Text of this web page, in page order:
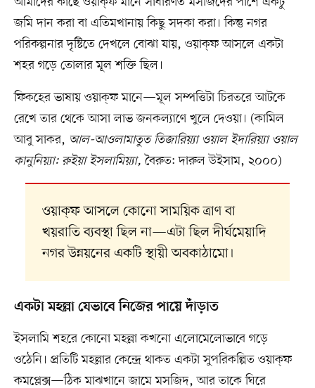
জমি দান করা বা এতিমখানায় কিছু সদকা করা। কিন্তু নগর
পরিকল্পনার দৃষ্টিতে দেখলে বোঝা যায়, ওয়াক্‌ফ আসলে একটা
শহর গড়ে তোলার মূল শক্তি ছিল।
ফিকহের ভাষায় ওয়াক্ফ মানে—মূল সম্পত্তিটা চিরতরে আটকে
রেখে তার থেকে আসা লাভ জনকল্যাণে খুলে দেওয়া। (কামিল
আবু সাকর, আল-আওলামাতুত তিজারিয়্যা ওয়াল ইদারিয়্যা ওয়াল
কানুনিয়্যা: রুইয়া ইসলামিয়্যা, বৈরুত: দারুল উইসাম, ২০০০)
ওয়াক্‌ফ আসলে কোনো সাময়িক ত্রাণ বা
খয়রাতি ব্যবস্থা ছিল না—এটা ছিল দীর্ঘমেয়াদি
নগর উন্নয়নের একটি স্থায়ী অবকাঠামো।
একটা মহল্লা যেভাবে নিজের পায়ে দাঁড়াত
ইসলামি শহরে কোনো মহল্লা কখনো এলোমেলোভাবে গড়ে
ওঠেনি। প্রতিটি মহল্লার কেন্দ্রে থাকত একটা সুপরিকল্পিত ওয়াক্‌ফ
কমপ্লেক্স—ঠিক মাঝখানে জামে মসজিদ, আর তাকে ঘিরে